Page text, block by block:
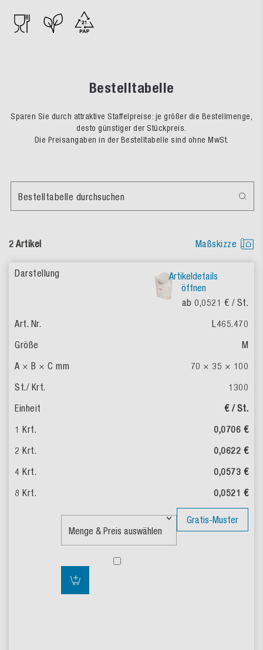
Bestelltabelle
Sparen Sie durch attraktive Staffelpreise: je größer die Bestellmenge,
desto günstiger der Stückpreis.
Die Preisangaben in der Bestelltabelle sind ohne MwSt.
2 Artikel Maßskizze
Bestelltabelle durchsuchen
Artikeldetails
öffnen
ab 0,0521 € / St.
L465.470
M
70 × 35 × 100
1300
€ / St.
0,0706 €
0,0622 €
0,0573 €
0,0521 €
Gratis-Muster